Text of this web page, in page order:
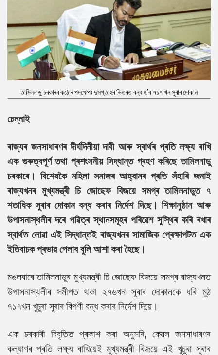
তামিলনাডু চৰকাৰৰ কঠোৰ পদক্ষেপঃ দুসপ্তাহৰ ভিতৰত বন্ধ হ'ব ৭১৭ খন সুৰাৰ দোকান
চেন্নাই
ৰাজ্যৰ জনসাধাৰণৰ দীৰ্ঘদিনীয়া দাবী আৰু স্বাৰ্থৰ প্ৰতি লক্ষ্য ৰাখি
এক গুৰুত্বপূৰ্ণ তথা প্ৰশংসনীয় সিদ্ধান্ত গ্ৰহণ কৰিছে তামিলনাডু
চৰকাৰে। বিশেষকৈ মহিলা সমাজৰ আহ্বানৰ প্ৰতি সঁহাৰি জনাই
ৰাজ্যখনৰ মুখ্যমন্ত্ৰী চি জোছেফ বিজয়ে সমগ্ৰ তামিলনাডুত ৭
শতাধিক সুৰাৰ দোকান বন্ধ কৰাৰ নিৰ্দেশ দিছে। শিক্ষানুষ্ঠান আৰু
উপাসনাস্থলীৰ দৰে পৱিত্ৰ স্থানসমূহৰ পৰিৱেশ সুস্থিৰ কৰি ৰখাৰ
স্বাৰ্থত লোৱা এই সিদ্ধান্তই ৰাজ্যখনৰ সামাজিক প্ৰেক্ষাপটত এক
ইতিবাচক প্ৰভাৱ পেলাব বুলি আশা কৰা হৈছে।
মঙলবাৰে তামিলনাডুৰ মুখ্যমন্ত্ৰী চি জোছেফ বিজয়ে সমগ্ৰ ৰাজ্যখনত
উপাসনাস্থলীৰ সমীপত থকা ২৭৬খন সুৰাৰ দোকানকে ধৰি মুঠ
৭১৭খন খুচুৰা সুৰাৰ বিপণী বন্ধ কৰাৰ নিৰ্দেশ দিয়ে।
এক চৰকাৰী বিবৃতিত প্ৰকাশ কৰা অনুসৰি, কেৱল জনসাধাৰণৰ
কল্যাণৰ প্ৰতি লক্ষ্য ৰাখিয়েই মুখ্যমন্ত্ৰী বিজয়ে এই খুচুৰা সুৰাৰ